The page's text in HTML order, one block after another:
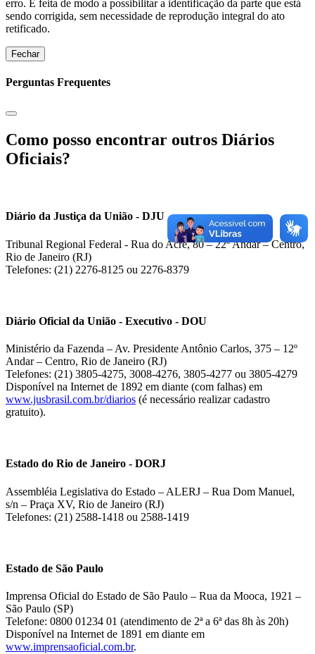
erro. É feita de modo a possibilitar a identificação da parte que está
sendo corrigida, sem necessidade de reprodução integral do ato
retificado.
Fechar
Perguntas Frequentes
Como posso encontrar outros Diários
Oficiais?
Diário da Justiça da União - DJU
Tribunal Regional Federal - Rua do Acre, 80 – 22º Andar – Centro,
Rio de Janeiro (RJ)
Telefones: (21) 2276-8125 ou 2276-8379
Diário Oficial da União - Executivo - DOU
Ministério da Fazenda – Av. Presidente Antônio Carlos, 375 – 12º
Andar – Centro, Rio de Janeiro (RJ)
Telefones: (21) 3805-4275, 3008-4276, 3805-4277 ou 3805-4279
Disponível na Internet de 1892 em diante (com falhas) em
www.jusbrasil.com.br/diarios (é necessário realizar cadastro
gratuito).
Estado do Rio de Janeiro - DORJ
Assembléia Legislativa do Estado – ALERJ – Rua Dom Manuel,
s/n – Praça XV, Rio de Janeiro (RJ)
Telefones: (21) 2588-1418 ou 2588-1419
Estado de São Paulo
Imprensa Oficial do Estado de São Paulo – Rua da Mooca, 1921 –
São Paulo (SP)
Telefone: 0800 01234 01 (atendimento de 2ª a 6ª das 8h às 20h)
Disponível na Internet de 1891 em diante em
www.imprensaoficial.com.br.